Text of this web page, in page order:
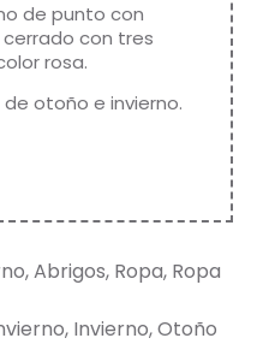
de punto con
con tres
rosa.
otoño e invierno.
,Abrigos, Ropa, Ropa
, Invierno,Otoño